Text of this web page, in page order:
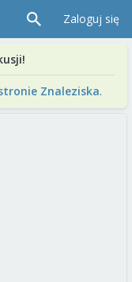
Zaloguj się
Znaleziska.